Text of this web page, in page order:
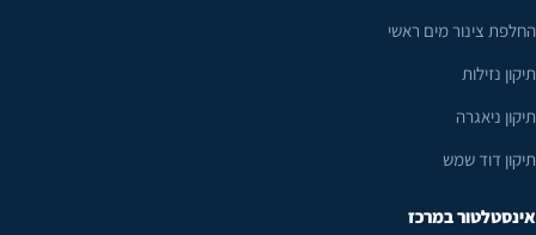
החלפת צינור מים ראשי
תיקון נזילות
תיקון ניאגרה
תיקון דוד שמש
אינסטלטור במרכז